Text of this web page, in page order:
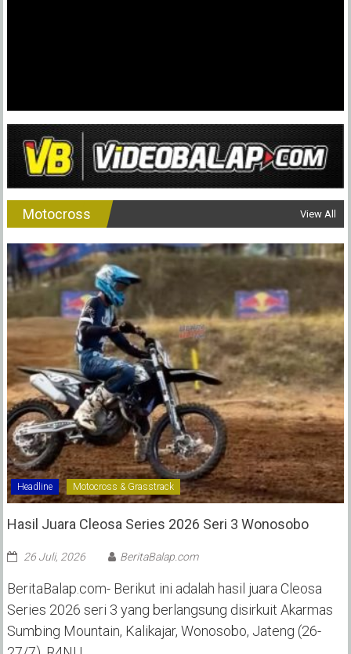
Motocross View All
Headline Motocross & Grasstrack
Hasil Juara Cleosa Series 2026 Seri 3 Wonosobo ‎
26 Juli, 2026 BeritaBalap.com
BeritaBalap.com- Berikut ini adalah hasil juara Cleosa
Series 2026 seri 3 yang berlangsung disirkuit Akarmas
Sumbing Mountain, Kalikajar, Wonosobo, Jateng (26-